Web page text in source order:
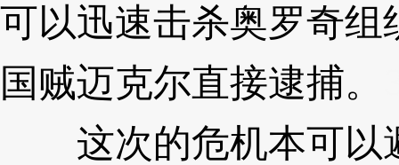
可以迅速击杀奥罗奇
国贼迈克尔直接逮捕。
这次的危机本可以